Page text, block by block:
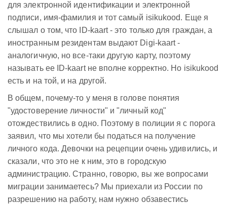
для электронной идентификации и электронной
подписи, имя-фамилия и тот самый isikukood. Еще я
слышал о том, что ID-kaart - это только для граждан, а
иностранным резидентам выдают Digi-kaart -
аналогичную, но все-таки другую карту, поэтому
называть ее ID-kaart не вполне корректно. Но isikukood
есть и на той, и на другой.
В общем, почему-то у меня в голове понятия
"удостоверение личности" и "личный код"
отождествились в одно. Поэтому в полиции я с порога
заявил, что мы хотели бы податься на получение
личного кода. Девочки на рецепции очень удивились, и
сказали, что это не к ним, это в городскую
администрацию. Странно, говорю, вы же вопросами
миграции занимаетесь? Мы приехали из России по
разрешению на работу, нам нужно обзавестись